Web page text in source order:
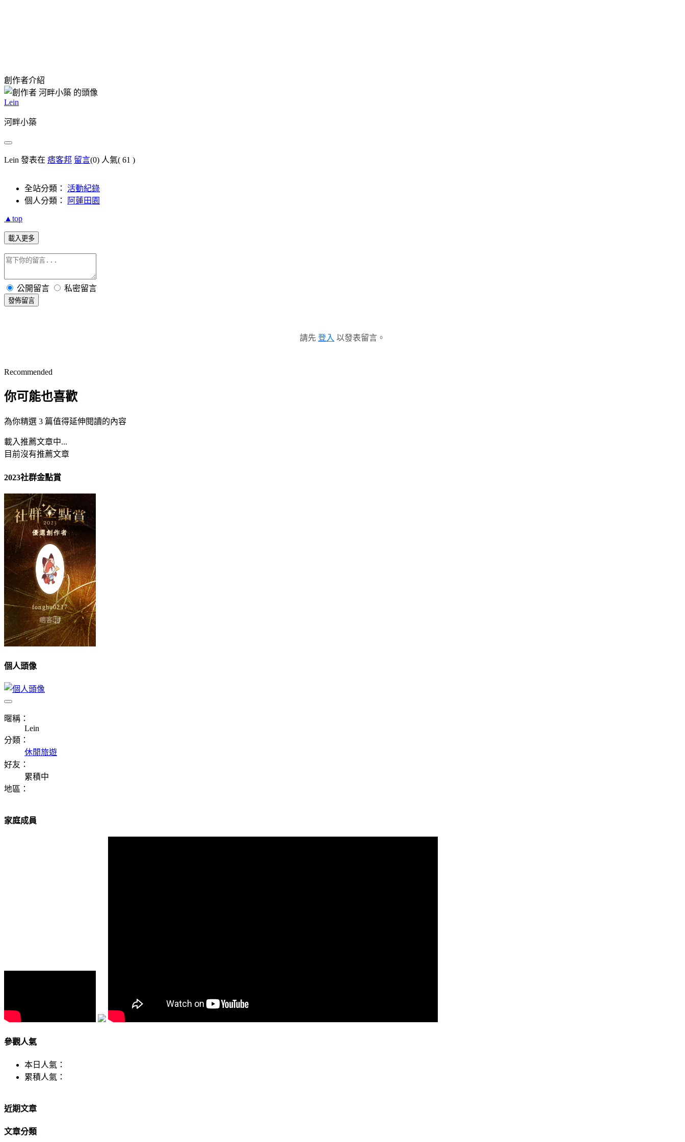
創作者介紹
Lein
河畔小築
Lein 發表在 痞客邦 留言(0) 人氣( 61 )
全站分類： 活動紀錄
個人分類：
阿蓮田園
▲top
載入更多
公開留言 私密留言
發佈留言
請先 登入 以發表留言。
Recommended
你可能也喜歡
為你精選 3 篇值得延伸閱讀的內容
載入推薦文章中...
目前沒有推薦文章
2023社群金點賞
個人頭像
暱稱：
Lein
分類：
休閒旅遊
好友：
累積中
地區：
家庭成員
參觀人氣
本日人氣：
累積人氣：
近期文章
文章分類